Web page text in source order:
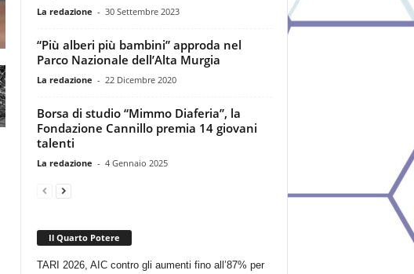
La redazione - 30 Settembre 2023
“Più alberi più bambini” approda nel
Parco Nazionale dell’Alta Murgia
La redazione - 22 Dicembre 2020
Borsa di studio “Mimmo Diaferia”, la
Fondazione Cannillo premia 14 giovani
talenti
La redazione - 4 Gennaio 2025
Il Quarto Potere
TARI 2026, AIC contro gli aumenti fino all’87% per